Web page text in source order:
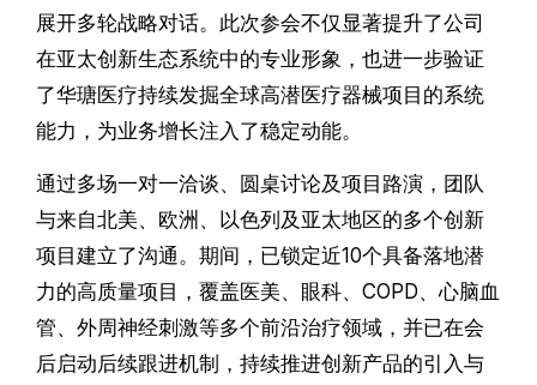
展开多轮战略对话。此次参会不仅显著提升了公司
在亚太创新生态系统中的专业形象，也进一步验证
了华瑭医疗持续发掘全球高潜医疗器械项目的系统
能力，为业务增长注入了稳定动能。
通过多场一对一洽谈、圆桌讨论及项目路演，团队
与来自北美、欧洲、以色列及亚太地区的多个创新
项目建立了沟通。期间，已锁定近10个具备落地潜
力的高质量项目，覆盖医美、眼科、COPD、心脑血
管、外周神经刺激等多个前沿治疗领域，并已在会
后启动后续跟进机制，持续推进创新产品的引入与